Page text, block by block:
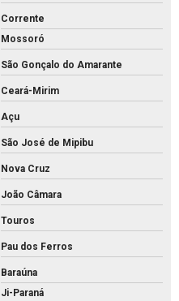
Corrente
Mossoró
São Gonçalo do Amarante
Ceará-Mirim
Açu
São José de Mipibu
Nova Cruz
João Câmara
Touros
Pau dos Ferros
Baraúna
Ji-Paraná